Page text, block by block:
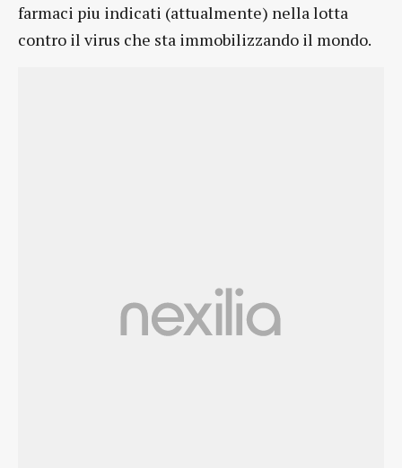
farmaci piu indicati (attualmente) nella lotta
contro il virus che sta immobilizzando il mondo.